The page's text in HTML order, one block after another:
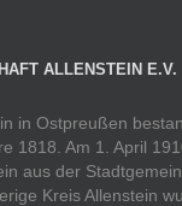
ALLENSTEIN E.V.
in Ostpreußen
1818. Am 1. April
aus der
Kreis Allenstein